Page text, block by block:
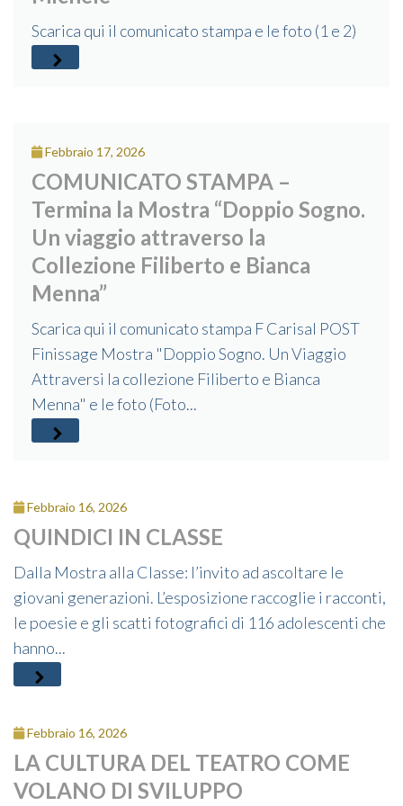
Scarica qui il comunicato stampa e le foto (1 e 2)
Febbraio 17, 2026
COMUNICATO STAMPA –
Termina la Mostra “Doppio Sogno.
Un viaggio attraverso la
Collezione Filiberto e Bianca
Menna”
Scarica qui il comunicato stampa F Carisal POST
Finissage Mostra "Doppio Sogno. Un Viaggio
Attraversi la collezione Filiberto e Bianca
Menna" e le foto (Foto...
Febbraio 16, 2026
QUINDICI IN CLASSE
Dalla Mostra alla Classe: l’invito ad ascoltare le
giovani generazioni. L’esposizione raccoglie i racconti,
le poesie e gli scatti fotografici di 116 adolescenti che
hanno...
Febbraio 16, 2026
LA CULTURA DEL TEATRO COME
VOLANO DI SVILUPPO